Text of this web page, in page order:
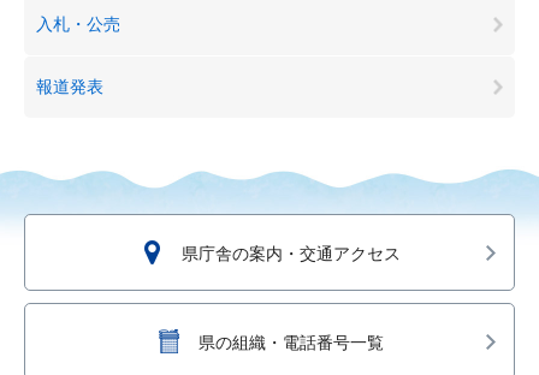
入札・公売
報道発表
県庁舎の案内・交通アクセス
県の組織・電話番号一覧